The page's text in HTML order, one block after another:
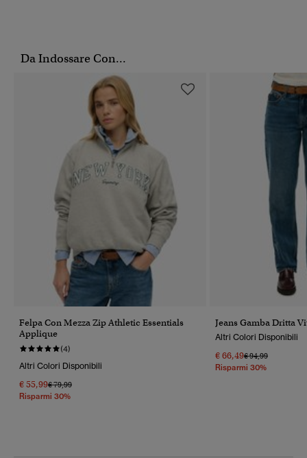
Da Indossare Con...
Felpa Con Mezza Zip Athletic Essentials
Applique
(4)
Altri Colori Disponibili
€ 55,99Prezzo Ridotto Da
€ 79,99A
Risparmi 30%
Jeans Gamba Dritta
Altri Colori Disponibili
€ 66,49Prezzo Ridotto Da
€ 94,99A
Risparmi 30%